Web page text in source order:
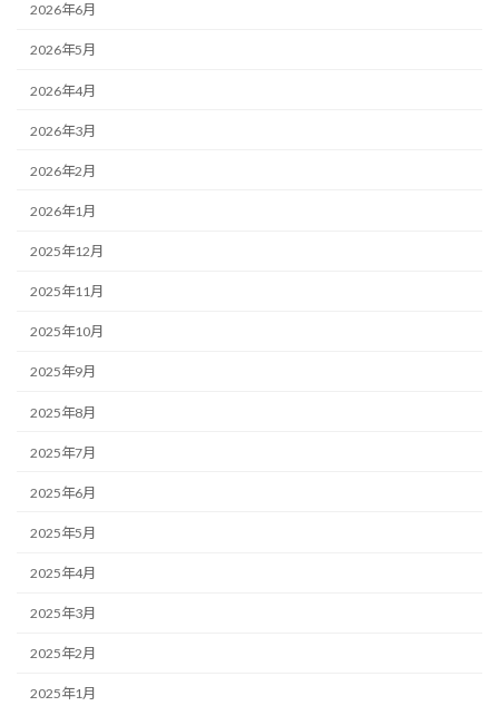
2026年6月
2026年5月
2026年4月
2026年3月
2026年2月
2026年1月
2025年12月
2025年11月
2025年10月
2025年9月
2025年8月
2025年7月
2025年6月
2025年5月
2025年4月
2025年3月
2025年2月
2025年1月